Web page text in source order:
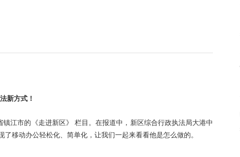
新方式！
镇江市的《走进新区》 栏目。在报道中，新区综合行政执法局大港中
移动办公轻松化、简单化，让我们一起来看看他是怎么做的。